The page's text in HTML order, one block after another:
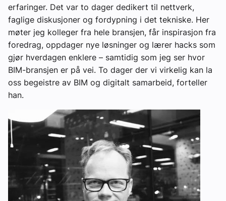
erfaringer. Det var to dager dedikert til nettverk,
faglige diskusjoner og fordypning i det tekniske. Her
møter jeg kolleger fra hele bransjen, får inspirasjon fra
foredrag, oppdager nye løsninger og lærer hacks som
gjør hverdagen enklere – samtidig som jeg ser hvor
BIM-bransjen er på vei. To dager der vi virkelig kan la
oss begeistre av BIM og digitalt samarbeid, forteller
han.